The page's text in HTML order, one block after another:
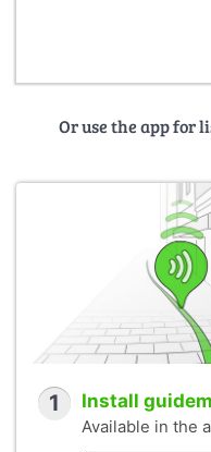
Or use the app for
1 Install
Available in the